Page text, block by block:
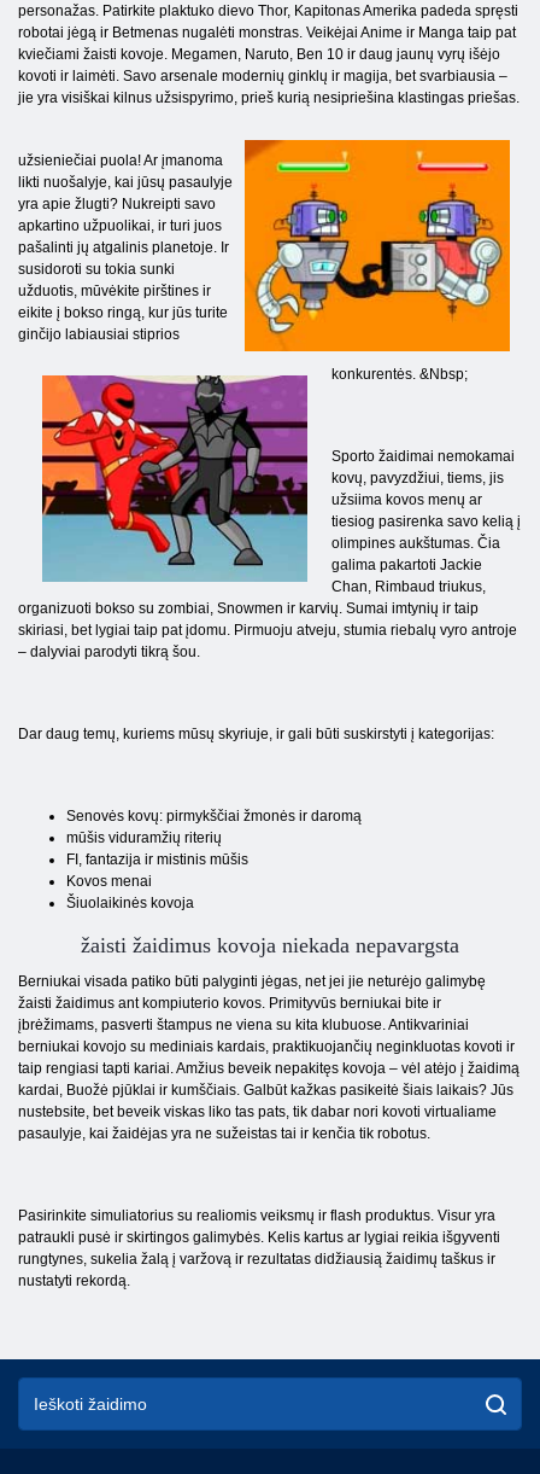
personažas. Patirkite plaktuko dievo Thor, Kapitonas Amerika padeda spręsti
robotai jėgą ir Betmenas nugalėti monstras. Veikėjai Anime ir Manga taip pat
kviečiami žaisti kovoje. Megamen, Naruto, Ben 10 ir daug jaunų vyrų išėjo
kovoti ir laimėti. Savo arsenale modernių ginklų ir magija, bet svarbiausia –
jie yra visiškai kilnus užsispyrimo, prieš kurią nesipriešina klastingas priešas.
užsieniečiai puola! Ar įmanoma
likti nuošalyje, kai jūsų pasaulyje
yra apie žlugti? Nukreipti savo
apkartino užpuolikai, ir turi juos
pašalinti jų atgalinis planetoje. Ir
susidoroti su tokia sunki
užduotis, mūvėkite pirštines ir
eikite į bokso ringą, kur jūs turite
ginčijo labiausiai stiprios
konkurentės. &Nbsp;
Sporto žaidimai nemokamai
kovų, pavyzdžiui, tiems, jis
užsiima kovos menų ar
tiesiog pasirenka savo kelią į
olimpines aukštumas. Čia
galima pakartoti Jackie
Chan, Rimbaud triukus,
organizuoti bokso su zombiai, Snowmen ir karvių. Sumai imtynių ir taip
skiriasi, bet lygiai taip pat įdomu. Pirmuoju atveju, stumia riebalų vyro antroje
– dalyviai parodyti tikrą šou.
Dar daug temų, kuriems mūsų skyriuje, ir gali būti suskirstyti į kategorijas:
Senovės kovų: pirmykščiai žmonės ir daromą
mūšis viduramžių riterių
FI, fantazija ir mistinis mūšis
Kovos menai
Šiuolaikinės kovoja
žaisti žaidimus kovoja niekada nepavargsta
Berniukai visada patiko būti palyginti jėgas, net jei jie neturėjo galimybę
žaisti žaidimus ant kompiuterio kovos. Primityvūs berniukai bite ir
įbrėžimams, pasverti štampus ne viena su kita klubuose. Antikvariniai
berniukai kovojo su mediniais kardais, praktikuojančių neginkluotas kovoti ir
taip rengiasi tapti kariai. Amžius beveik nepakitęs kovoja – vėl atėjo į žaidimą
kardai, Buožė pjūklai ir kumščiais. Galbūt kažkas pasikeitė šiais laikais? Jūs
nustebsite, bet beveik viskas liko tas pats, tik dabar nori kovoti virtualiame
pasaulyje, kai žaidėjas yra ne sužeistas tai ir kenčia tik robotus.
Pasirinkite simuliatorius su realiomis veiksmų ir flash produktus. Visur yra
patraukli pusė ir skirtingos galimybės. Kelis kartus ar lygiai reikia išgyventi
rungtynes, sukelia žalą į varžovą ir rezultatas didžiausią žaidimų taškus ir
nustatyti rekordą.